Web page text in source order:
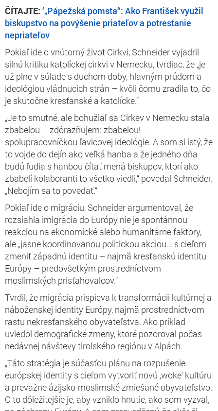
ČÍTAJTE: ‘„Pápežská pomsta“: Ako František využil
biskupstvo na povýšenie priateľov a potrestanie
nepriateľov
Pokiaľ ide o vnútorný život Cirkvi, Schneider vyjadril
silnú kritiku katolíckej cirkvi v Nemecku, tvrdiac, že „je
už plne v súlade s duchom doby, hlavným prúdom a
ideológiou vládnucich strán – kvôli čomu zradila to, čo
je skutočne kresťanské a katolícke.“
„Je to smutné, ale bohužiaľ sa Cirkev v Nemecku stala
zbabelou – zdôrazňujem: zbabelou! –
spolupracovníčkou ľavicovej ideológie. A som si istý, že
to vojde do dejín ako veľká hanba a že jedného dňa
budú ľudia s hanbou čítať mená biskupov, ktorí ako
zbabelí kolaboranti to všetko viedli,“ povedal Schneider.
„Nebojím sa to povedať.“
Pokiaľ ide o migráciu, Schneider argumentoval, že
rozsiahla imigrácia do Európy nie je spontánnou
reakciou na ekonomické alebo humanitárne faktory,
ale „jasne koordinovanou politickou akciou... s cieľom
zmeniť západnú identitu – najmä kresťanskú identitu
Európy – predovšetkým prostredníctvom
moslimských prisťahovalcov.“
Tvrdil, že migrácia prispieva k transformácii kultúrnej a
náboženskej identity Európy, najmä prostredníctvom
rastu nekresťanského obyvateľstva. Ako príklad
uviedol demografické zmeny, ktoré pozoroval počas
nedávnej návštevy tirolského regiónu v Alpách.
„Táto stratégia je súčasťou plánu na rozpušenie
európskej identity s cieľom vytvoriť novú ‚woke‘ kultúru
a prevažne ázijsko-moslimské zmiešané obyvateľstvo.
O to dôležitejšie je, aby vzniklo hnutie, ako som vyzval,